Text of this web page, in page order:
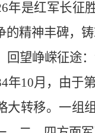
年是红军长征
的精神丰碑，
回望峥嵘征途
年10月，由于
大转移。一组